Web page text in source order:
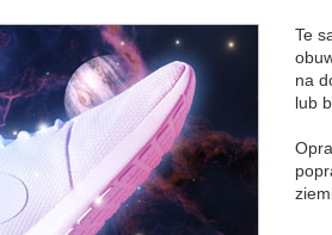
Te
na
lub